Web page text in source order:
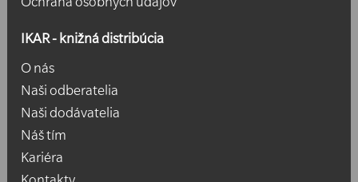
IKAR - knižná distribúcia
O nás
Naši odberatelia
Naši dodávatelia
Náš tím
Kariéra